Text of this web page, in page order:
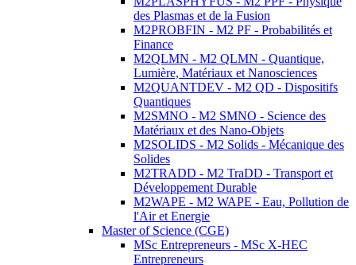
des Plasmas et de la Fusion
M2PROBFIN - M2 PF - Probabilités et
Finance
M2QLMN - M2 QLMN - Quantique,
Lumière, Matériaux et Nanosciences
M2QUANTDEV - M2 QD - Dispositifs
Quantiques
M2SMNO - M2 SMNO - Science des
Matériaux et des Nano-Objets
M2SOLIDS - M2 Solids - Mécanique des
Solides
M2TRADD - M2 TraDD - Transport et
Développement Durable
M2WAPE - M2 WAPE - Eau, Pollution de
l'Air et Energie
Master of Science (CGE)
MSc Entrepreneurs - MSc X-HEC
Entrepreneurs